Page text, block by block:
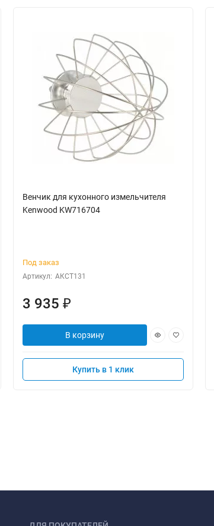
Венчик для кухонного измельчителя
Kenwood KW716704
Под заказ
Артикул: АКСТ131
3 935 ₽
В корзину
Купить в 1 клик